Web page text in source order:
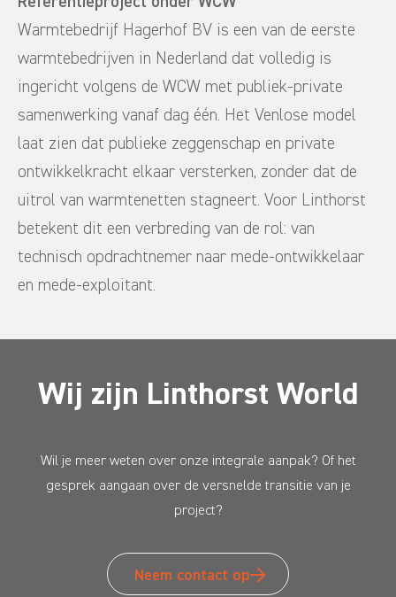
Warmtebedrijf Hagerhof BV is een van de eerste
warmtebedrijven in Nederland dat volledig is
ingericht volgens de WCW met publiek-private
samenwerking vanaf dag één. Het Venlose model
laat zien dat publieke zeggenschap en private
ontwikkelkracht elkaar versterken, zonder dat de
uitrol van warmtenetten stagneert. Voor Linthorst
betekent dit een verbreding van de rol: van
technisch opdrachtnemer naar mede-ontwikkelaar
en mede-exploitant.
Wij zijn Linthorst World
Wil je meer weten over onze integrale aanpak? Of het
gesprek aangaan over de versnelde transitie van je
project?
Neem contact op